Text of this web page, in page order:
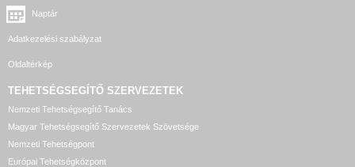
Naptár
Adatkezelési szabályzat
Oldaltérkép
TEHETSÉGSEGÍTŐ SZERVEZETEK
Nemzeti Tehetségsegítő Tanács
Magyar Tehetségsegítő Szervezetek Szövetsége
Nemzeti Tehetségpont
Európai Tehetségközpont